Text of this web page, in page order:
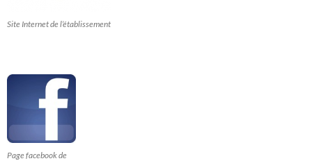
Site Internet de l’établissement
Page facebook de